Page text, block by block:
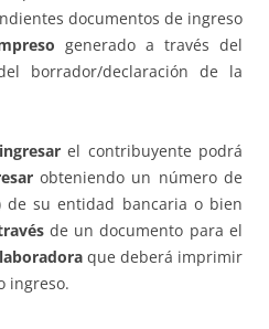
documentos de ingreso
generado a través del
borrador/declaración de la
el contribuyente podrá
obteniendo un número de
de su entidad bancaria o bien
de un documento para el
que deberá imprimir
ingreso.